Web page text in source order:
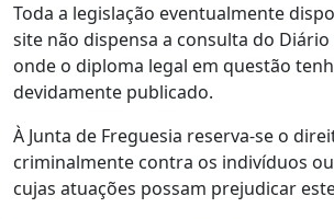
Toda a legislação eventualmente
site não dispensa a consulta do Diário
onde o diploma legal em questão
devidamente publicado.
À Junta de Freguesia reserva-se o
criminalmente contra os indivíduos
cujas atuações possam prejudicar